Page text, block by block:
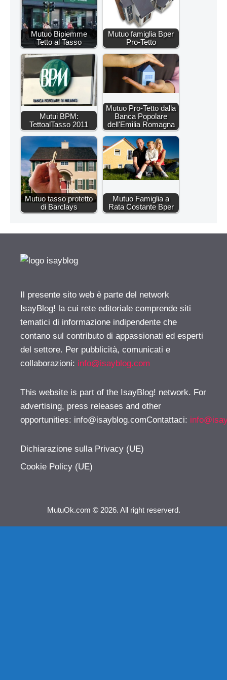
Mutuo Bipiemme
Tetto al Tasso
Mutuo famiglia Bper
Pro-Tetto
Mutui BPM:
TettoalTasso 2011
Mutuo Pro-Tetto dalla
Banca Popolare
dell'Emilia Romagna
Mutuo tasso protetto
di Barclays
Mutuo Famiglia a
Rata Costante Bper
Il presente sito web è parte del network
IsayBlog! la cui rete editoriale comprende siti
tematici di informazione indipendente che
contano sul contributo di appassionati ed esperti
del settore. Per pubblicità, comunicati e
collaborazioni: info@isayblog.com
This website is part of the IsayBlog! network. For
advertising, press releases and other
opportunities: info@isayblog.comContattaci:
Dichiarazione sulla Privacy (UE)
Cookie Policy (UE)
MutuOk.com © 2026. All right reserverd.